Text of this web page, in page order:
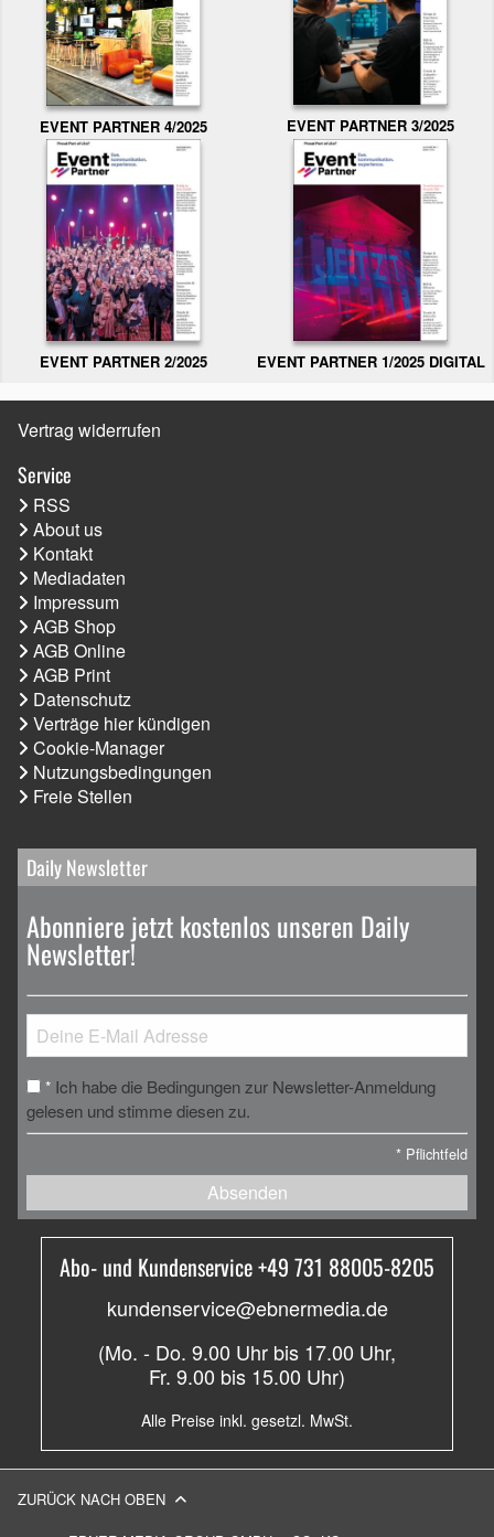
EVENT PARTNER 4/2025 EVENT PARTNER 3/2025
EVENT PARTNER 2/2025 EVENT PARTNER 1/2025 DIGITAL
Vertrag widerrufen
Service
RSS
About us
Kontakt
Mediadaten
Impressum
AGB Shop
AGB Online
AGB Print
Datenschutz
Verträge hier kündigen
Cookie-Manager
Nutzungsbedingungen
Freie Stellen
Daily Newsletter
Abonniere jetzt kostenlos unseren Daily
Newsletter!
* Ich habe die Bedingungen zur Newsletter-Anmeldung
gelesen und stimme diesen zu.
* Pflichtfeld
Absenden
Abo- und Kundenservice +49 731 88005-8205
kundenservice@ebnermedia.de
(Mo. - Do. 9.00 Uhr bis 17.00 Uhr,
Fr. 9.00 bis 15.00 Uhr)
Alle Preise inkl. gesetzl. MwSt.
ZURÜCK NACH OBEN